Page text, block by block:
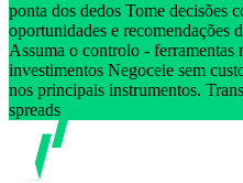
ponta dos dedos Tome decisões
oportunidades e recomendações
Assuma o controlo - ferramentas
investimentos Negoceie sem
nos principais instrumentos.
spreads